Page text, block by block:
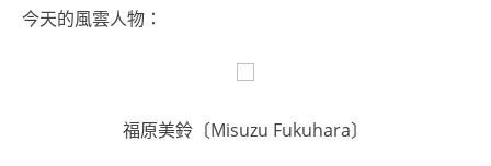
今天的風雲人物：
福原美鈴〔Misuzu Fukuhara〕